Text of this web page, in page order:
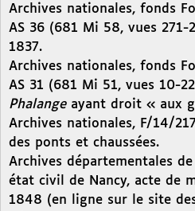
Archives nationales, fonds
AS 36 (681 Mi 58, vues
1837.
Archives nationales, fonds
AS 31 (681 Mi 51, vues 10-
Phalange ayant droit « aux
Archives nationales, F/14/
des ponts et chaussées.
Archives départementales
état civil de Nancy, acte de
1848 (en ligne sur le site